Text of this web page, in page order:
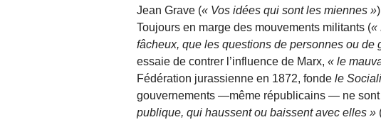
Jean Grave (
Vos idées qui sont les miennes
Toujours en marge des mouvements militants (
fâcheux, que les questions de personnes ou de
essaie de contrer l’influence de Marx,
le
Fédération jurassienne en 1872, fonde le
gouvernements —même républicains — ne sont
publique, qui haussent ou baissent avec elles